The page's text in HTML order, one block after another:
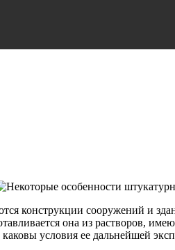
конструкции сооружений и
она из растворов,
условия ее дальнейшей